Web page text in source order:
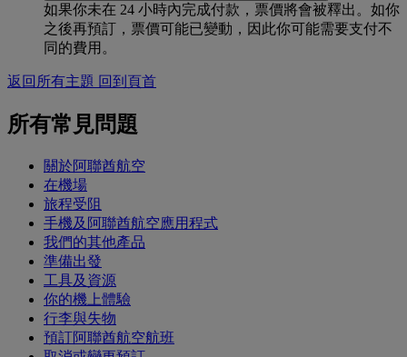
如果你未在 24 小時內完成付款，票價將會被釋出。如你
之後再預訂，票價可能已變動，因此你可能需要支付不
同的費用。
返回所有主題 回到頁首
所有常見問題
關於阿聯酋航空
在機場
旅程受阻
手機及阿聯酋航空應用程式
我們的其他產品
準備出發
工具及資源
你的機上體驗
行李與失物
預訂阿聯酋航空航班